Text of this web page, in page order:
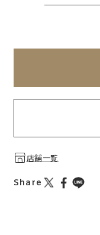
店舗一覧
Share